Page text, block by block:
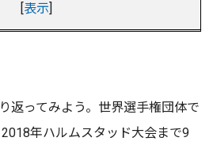
表示
返ってみよう。世界選手権団体で
年ハルムスタッド大会まで9